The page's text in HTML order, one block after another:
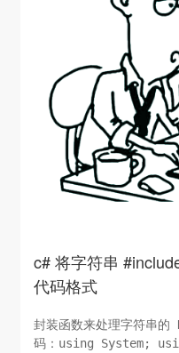
c# 将字符串
代码格式
封装函数来处理字符串的
码：using System; using